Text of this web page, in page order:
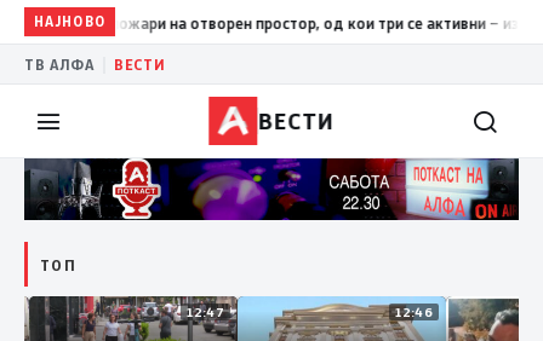
НАЈНОВО17:42ЦУК: До 18 часот 11 пожари на отворен простор, од
ТВ АЛФА ВЕСТИ
ВЕСТИ
ТОП
12:47 12:46